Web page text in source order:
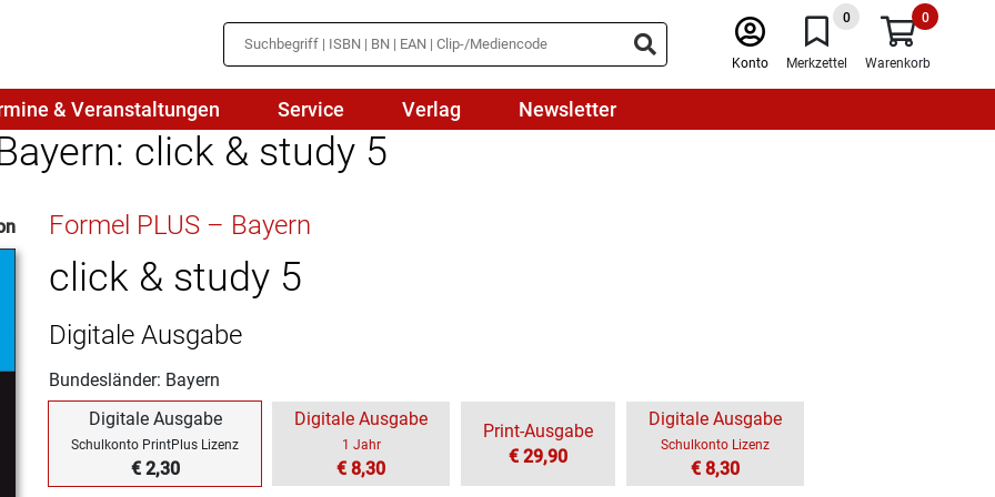
Konto
0
Merkzettel
0
Warenkorb
Medienbildung
Naturwissenschaften/NuT
Physik
Politik
Religion
Spanisch
& Veranstaltungen Service Verlag Newsletter
click & study 5
Formel PLUS – Bayern
click & study 5
Digitale Ausgabe
Bundesländer: Bayern
Digitale Ausgabe
Schulkonto PrintPlus Lizenz
€ 2,30
Digitale Ausgabe
1 Jahr
€ 8,30
Print-Ausgabe
€ 29,90
Digitale Ausgabe
Schulkonto Lizenz
€ 8,30